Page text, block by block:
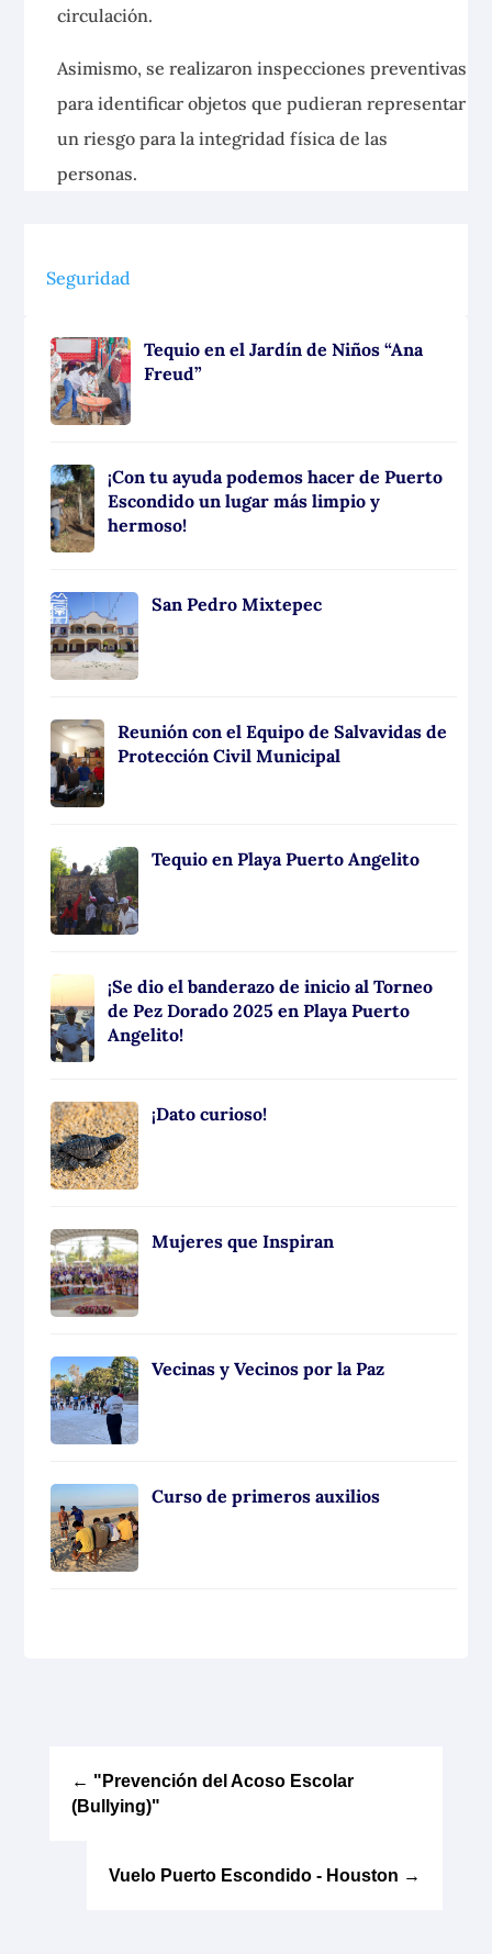
circulación.
Asimismo, se realizaron inspecciones preventivas
para identificar objetos que pudieran representar
un riesgo para la integridad física de las
personas.
Seguridad
Tequio en el Jardín de Niños “Ana
Freud”
¡Con tu ayuda podemos hacer de Puerto
Escondido un lugar más limpio y
hermoso!
San Pedro Mixtepec
Reunión con el Equipo de Salvavidas de
Protección Civil Municipal
Tequio en Playa Puerto Angelito
¡Se dio el banderazo de inicio al Torneo
de Pez Dorado 2025 en Playa Puerto
Angelito!
¡Dato curioso!
Mujeres que Inspiran
Vecinas y Vecinos por la Paz
Curso de primeros auxilios
← "Prevención del Acoso Escolar
(Bullying)"
Vuelo Puerto Escondido - Houston →